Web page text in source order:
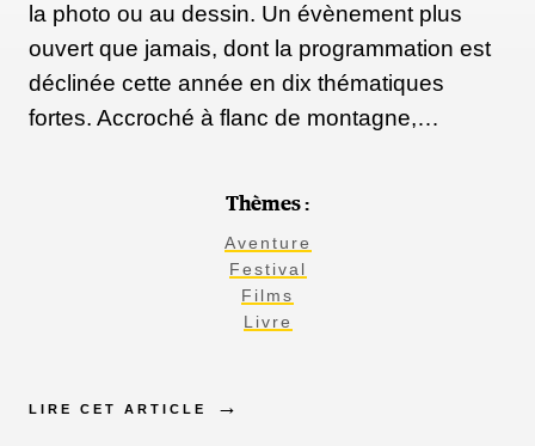
la photo ou au dessin. Un évènement plus
ouvert que jamais, dont la programmation est
déclinée cette année en dix thématiques
fortes. Accroché à flanc de montagne,…
Thèmes :
Aventure
Festival
Films
Livre
LIRE CET ARTICLE